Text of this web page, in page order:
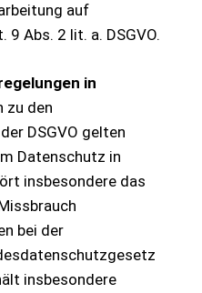
auf
9 Abs. 2 lit. a. DSGVO.
in
zu den
DSGVO gelten
Datenschutz in
insbesondere das
bei der
insbesondere